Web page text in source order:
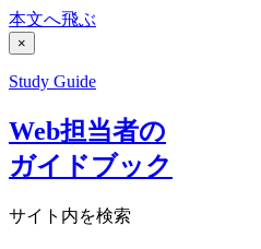
本文へ飛ぶ
×
Study Guide
Web担当者の
ガイドブック
サイト内を検索